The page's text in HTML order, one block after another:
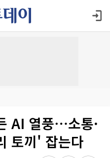
AI 열풍⋯소통·
토끼' 잡는다